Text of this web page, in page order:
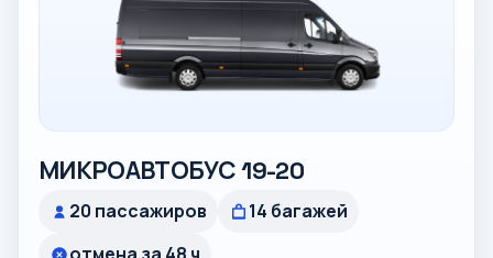
МИКРОАВТОБУС 19-20
20 пассажиров
14 багажей